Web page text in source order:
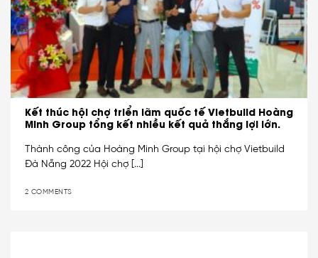
Kết thúc hội chợ triển lãm quốc tế Vietbuild Hoàng
Minh Group tổng kết nhiều kết quả thắng lợi lớn.
Thành công của Hoàng Minh Group tại hội chợ Vietbuild
Đà Nẵng 2022 Hội chợ [...]
2 COMMENTS